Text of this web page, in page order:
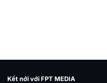
Kết nới với FPT MEDIA